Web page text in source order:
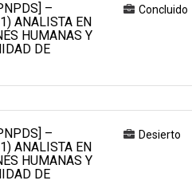
–
ANALISTA EN
HUMANAS Y
DE
Concluido
–
ANALISTA EN
HUMANAS Y
DE
Desierto